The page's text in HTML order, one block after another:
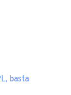
basta